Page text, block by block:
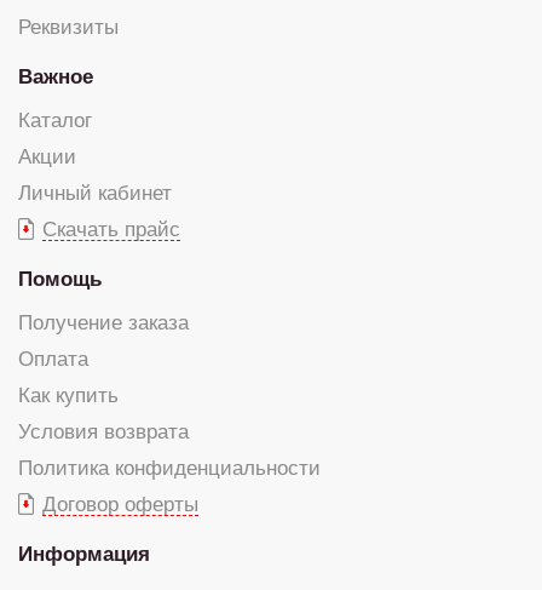
Реквизиты
Важное
Каталог
Акции
Личный кабинет
Скачать прайс
Помощь
Получение заказа
Оплата
Как купить
Условия возврата
Политика конфиденциальности
Договор оферты
Информация